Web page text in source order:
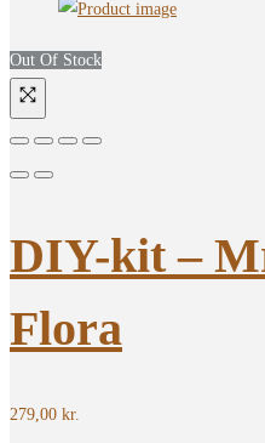
Out Of Stock
DIY-kit –
Flora
279,00 kr.